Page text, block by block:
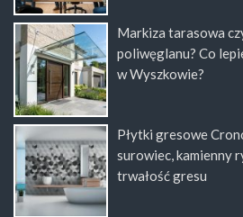
Markiza tarasowa
poliwęglanu? Co
w Wyszkowie?
Płytki gresowe
surowiec, kamienny
trwałość gresu